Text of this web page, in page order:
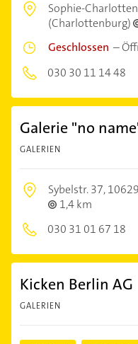
Sophie-
(Charlottenburg)
Geschlossen –
030 30 11 14 48
Galerie "no
GALERIEN
Sybelstr. 37,
1,4 km
030 31 01 67 18
Kicken Berlin AG
GALERIEN